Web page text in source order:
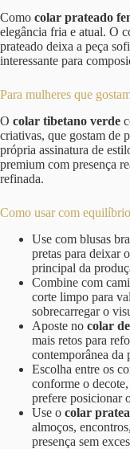
Como colar prateado
elegância fria e atual. O
prateado deixa a peça
interessante para
Para mulheres que
O colar tibetano verde
criativas, que gostam de
própria assinatura de
premium com presença
refinada.
Como usar com
Use com blusas
pretas para deixar
principal da
Combine com
corte limpo para
sobrecarregar o
Aposte no colar
mais retos para
contemporânea da
Escolha entre os
conforme o
prefere posicionar
Use o colar
almoços,
presença sem